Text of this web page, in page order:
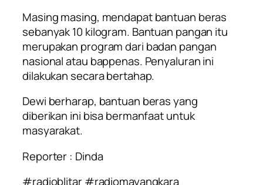
Masing masing, mendapat bantuan beras
sebanyak 10 kilogram. Bantuan pangan itu
merupakan program dari badan pangan
nasional atau bappenas. Penyaluran ini
dilakukan secara bertahap.
Dewi berharap, bantuan beras yang
diberikan ini bisa bermanfaat untuk
masyarakat.
Reporter : Dinda
#radioblitar #radiomayangkara